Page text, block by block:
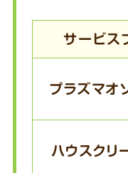
サービス
プラズマオ
ハウスクリ